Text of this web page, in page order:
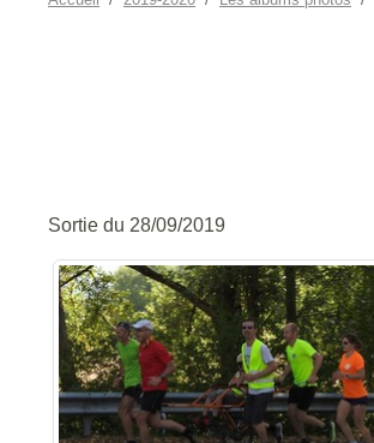
Sortie du 28/09/2019